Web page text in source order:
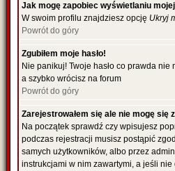
Jak mogę zapobiec wyświetlaniu
W swoim profilu znajdziesz opcję Ukryj
Powrót do góry
Zgubiłem moje hasło!
Nie panikuj! Twoje hasło co prawda
a szybko wrócisz na forum
Powrót do góry
Zarejestrowałem się ale nie mogę się
Na początek sprawdź czy wpisujesz
podczas rejestracji musisz postąpić
samych użytkowników, albo przez
instrukcjami w nim zawartymi, a jeśli